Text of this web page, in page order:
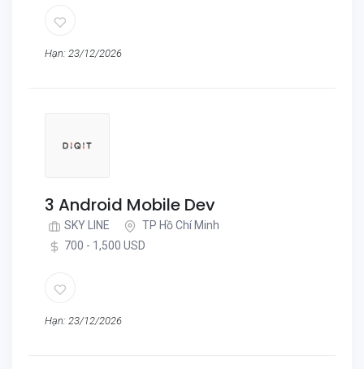
Hạn: 23/12/2026
3 Android Mobile Dev
SKY LINE
TP Hồ Chí Minh
700 - 1,500 USD
Hạn: 23/12/2026